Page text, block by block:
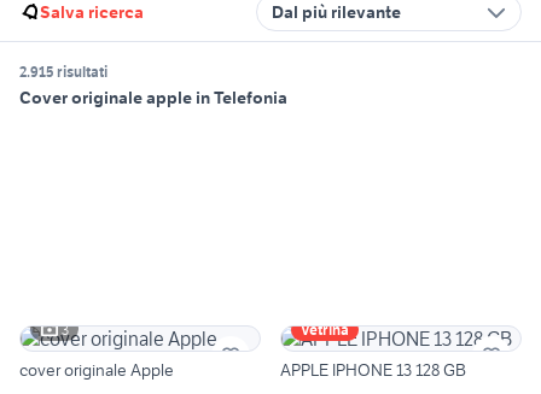
Salva ricerca Dal più rilevante
2.915 risultati
Cover originale apple in Telefonia
3
cover originale Apple
Vetrina
APPLE IPHONE 13 128 GB